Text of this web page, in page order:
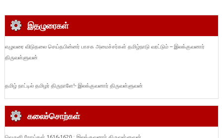
இதழுரைகள்
எழுவரை விடுதலை செய்தபின்னர் பாசக அமைச்சர்கள் தமிழ்நாடு வரட்டும் – இலக்குவனார்
திருவள்ளுவன்
தமிழ் நாட்டில் தமிழர் திருநாளே!- இலக்குவனார் திருவள்ளுவன்
கலைச்சொற்கள்